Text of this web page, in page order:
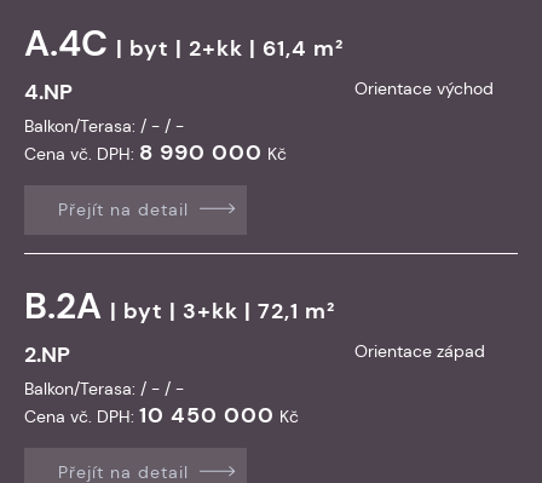
A.4C | byt | 2+kk | 61,4 m²
4.NP
Orientace východ
Balkon/Terasa: / - / -
Cena vč. DPH: 8 990 000 Kč
Přejít na detail
B.2A | byt | 3+kk | 72,1 m²
2.NP
Orientace západ
Balkon/Terasa: / - / -
Cena vč. DPH: 10 450 000 Kč
Přejít na detail